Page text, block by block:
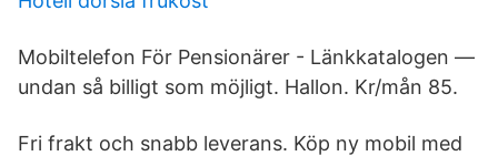
Mobiltelefon För Pensionärer - Länkkatalogen —
undan så billigt som möjligt. Hallon. Kr/mån 85.
Fri frakt och snabb leverans. Köp ny mobil med